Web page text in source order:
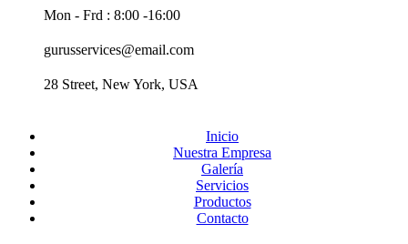
Mon - Frd : 8:00 -16:00
gurusservices@email.com
28 Street, New York, USA
Inicio
Nuestra Empresa
Galería
Servicios
Productos
Contacto